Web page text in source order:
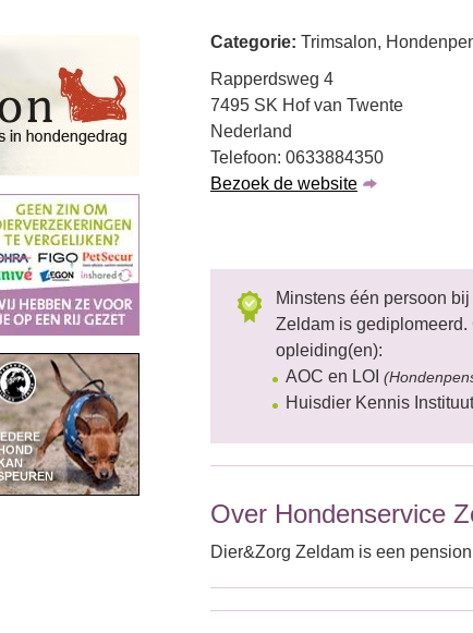
Categorie: Trimsalon,
Rapperdsweg 4
7495 SK Hof van Twente
Nederland
Telefoon: 0633884350
Bezoek de website
Minstens één persoon
Zeldam is gediplomeerd.
opleiding(en):
AOC en LOI
Huisdier Kennis
Over Hondenservice
Dier&Zorg Zeldam is een